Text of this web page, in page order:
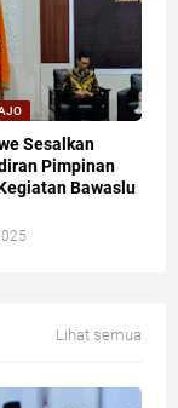
Sesalkan
Pimpinan
Bawaslu
Lihat semua